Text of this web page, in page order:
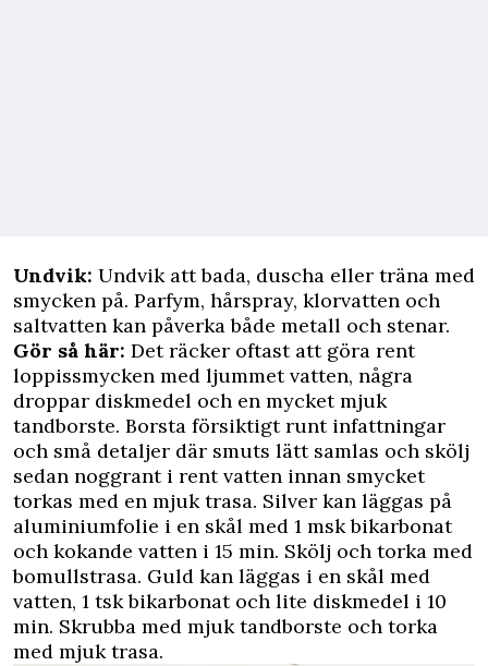
Undvik: Undvik att bada, duscha eller träna med
smycken på. Parfym, hårspray, klorvatten och
saltvatten kan påverka både metall och stenar.
Gör så här: Det räcker oftast att göra rent
loppissmycken med ljummet vatten, några
droppar diskmedel och en mycket mjuk
tandborste. Borsta försiktigt runt infattningar
och små detaljer där smuts lätt samlas och skölj
sedan noggrant i rent vatten innan smycket
torkas med en mjuk trasa. Silver kan läggas på
aluminiumfolie i en skål med 1 msk bikarbonat
och kokande vatten i 15 min. Skölj och torka med
bomullstrasa. Guld kan läggas i en skål med
vatten, 1 tsk bikarbonat och lite diskmedel i 10
min. Skrubba med mjuk tandborste och torka
med mjuk trasa.